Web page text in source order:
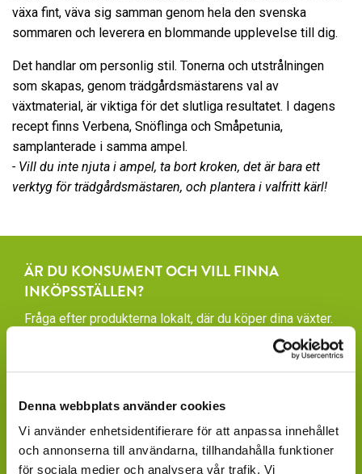
Denna webbplats använder cookies
Vi använder enhetsidentifierare för att anpassa innehållet
och annonserna till användarna, tillhandahålla funktioner
för sociala medier och analysera vår trafik. Vi
växa fint, väva sig samman genom hela den svenska
sommaren och leverera en blommande upplevelse till dig.
Det handlar om personlig stil. Tonerna och utstrålningen
som skapas, genom trädgårdsmästarens val av
växtmaterial, är viktiga för det slutliga resultatet. I dagens
recept finns Verbena, Snöflinga och Småpetunia,
samplanterade i samma ampel.
- Vill du inte njuta i ampel, ta bort kroken, det är bara ett
verktyg för trädgårdsmästaren, och plantera i valfritt kärl!
ÄR DU KONSUMENT OCH VILL FINNA
INKÖPSSTÄLLEN?
Fråga efter produkterna lokalt, där du köper dina växter.
Våra produkter finns under säsong tillgängliga att
beställa hos ett rikstäckande nätverk av återförsäljare
GARDENCENTER: Blomsterlandet, Granngården,
Hornbach, Plantagen, Bauhaus, Bogrönt och många
fristående GardenCenter och Handelsträdgårdar.